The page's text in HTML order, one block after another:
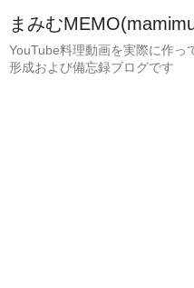
まみむ
YouTube料理動画を実際に作っ
形成および備忘録ブログです